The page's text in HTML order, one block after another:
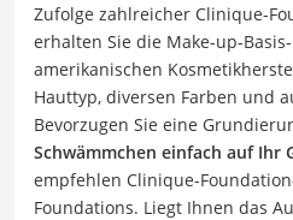
Zufolge zahlreicher Clinique-
erhalten Sie die Make-up-
amerikanischen
Hauttyp, diversen Farben und
Bevorzugen Sie eine
Schwämmchen einfach auf Ihr
empfehlen Clinique-
Foundations. Liegt Ihnen das